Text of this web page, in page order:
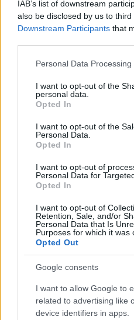
IAB’s list of downstream
also be disclosed by us to
Downstream Participants that
Please note that this website/
not limited to your visit or
grant or deny consent to
use your data for below
consent section.
Personal Data
I want to opt-out of the
personal data.
Opted In
I want to opt-out of the
Personal Data.
Opted In
I want to opt-out of
Personal Data for
Opted In
I want to opt-out of
Retention, Sale, and/or
Personal Data that Is
Purposes for which it was
Opted Out
Google consents
I want to allow Google to
related to advertising like
device identifiers in apps.
A BAROKK ÖSSZES
GYŐRBEN
Középpontban a
Majka koncert, jóga szeánsz,